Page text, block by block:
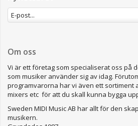
Om oss
Vi är ett företag som specialiserat oss på
som musiker använder sig av idag.
programvarorna har vi även ett sortiment
mixers etc för att du skall kunna bygga
Sweden MIDI Music AB har allt för den
musikern.